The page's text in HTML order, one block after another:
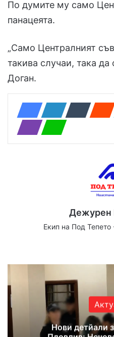
По думите му само
панацеята.
„Само Централният
такива случаи, така да
Доган.
Дежурен
Екип на Под
Нови детйали